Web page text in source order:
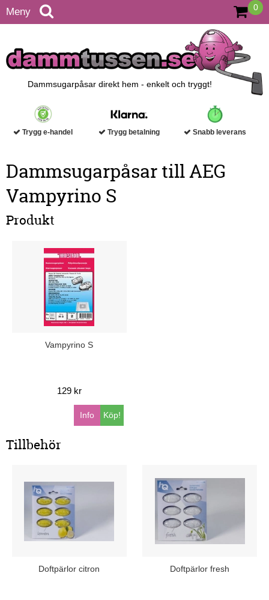
Meny 0
Dammsugarpåsar direkt hem - enkelt och tryggt!
Trygg e-handel Trygg betalning Snabb leverans
Dammsugarpåsar till AEG
Vampyrino S
Produkt
Vampyrino S
129 kr
Köp!
Info
Tillbehör
Doftpärlor citron Doftpärlor fresh